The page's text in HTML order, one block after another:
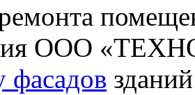
ООО
фасадов